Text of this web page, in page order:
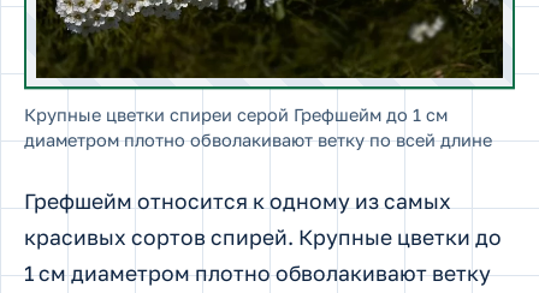
Крупные цветки спиреи серой Грефшейм до 1 см
диаметром плотно обволакивают ветку по всей длине
Грефшейм относится к одному из самых
красивых сортов спирей. Крупные цветки до
1 см диаметром плотно обволакивают ветку